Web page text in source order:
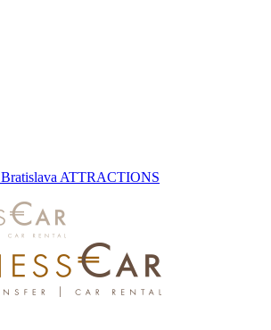
Bratislava ATTRACTIONS